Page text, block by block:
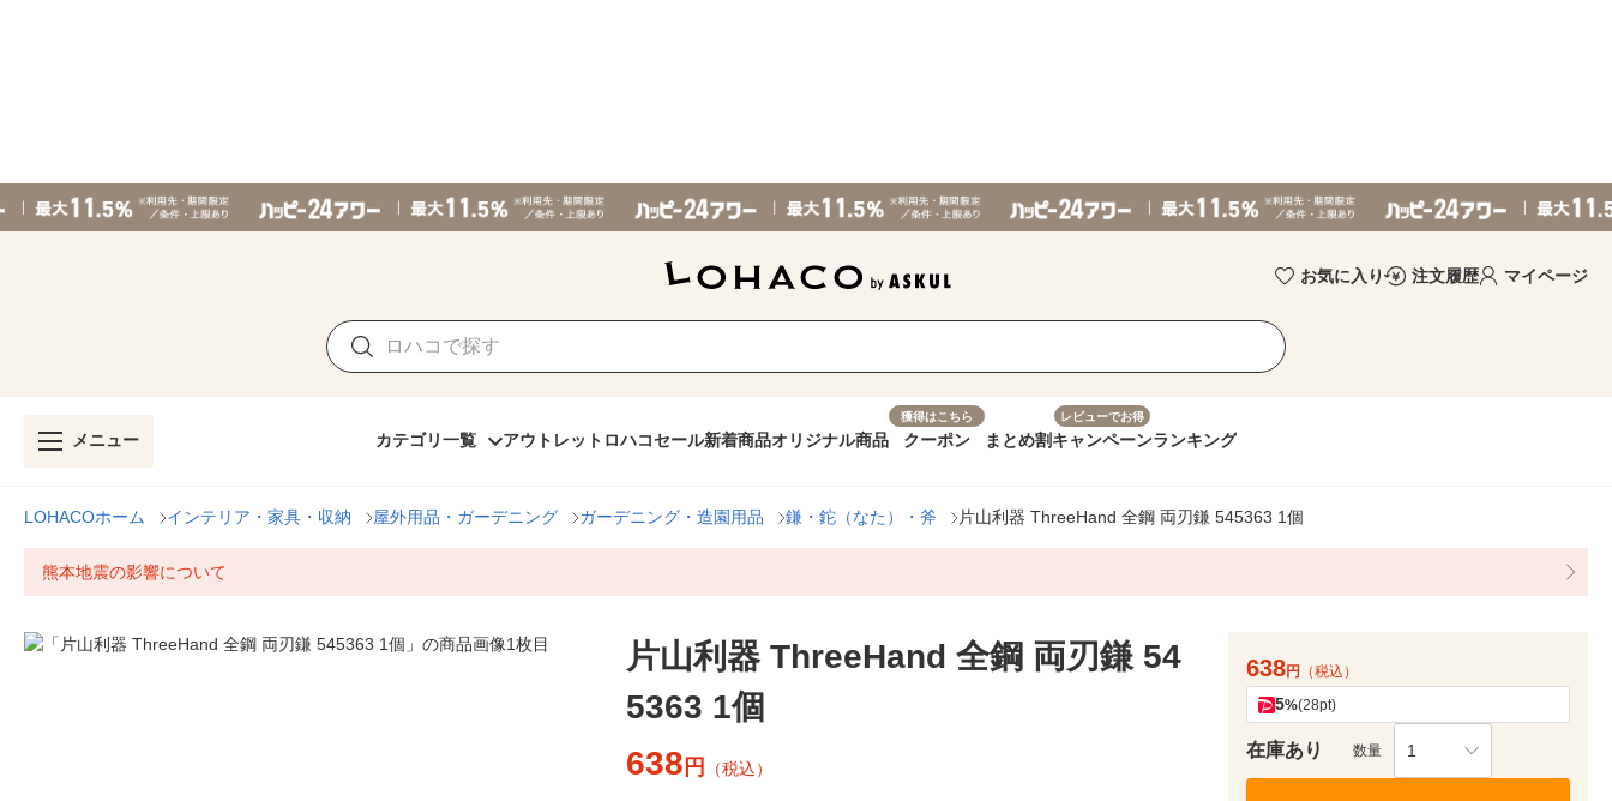
お気に入り 注文履歴 マイページ
メニュー カテゴリ一覧 アウトレット ロハコセール新着商品オリジナル商品
獲得はこちら
クーポン まとめ割
レビューでお得
キャンペーンランキング
LOHACOホーム インテリア・家具・収納 屋外用品・ガーデニング ガーデニング・造園用品 鎌・鉈（なた）・斧 片山利器 ThreeHand 全鋼 両刃鎌 545363 1個
熊本地震の影響について
片山利器 ThreeHand 全鋼 両刃鎌 54
5363 1個
638 円 （税込）
638円 （税込）
5%(28pt)
在庫あり 数量 1